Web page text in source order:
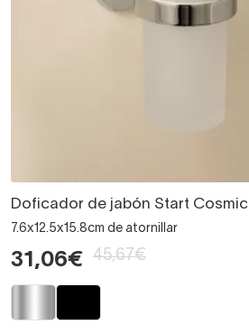
Doficador de jabón Start Cosmic
7.6x12.5x15.8cm de atornillar
31,06€ 45,67€